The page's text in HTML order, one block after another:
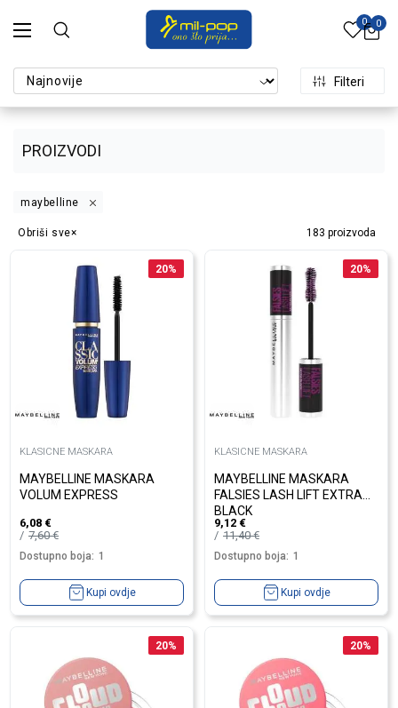
0 0
PROIZVODI
Filteri
maybelline
183 proizvoda
Obriši sve
20%
KLASICNE MASKARA
MAYBELLINE MASKARA
VOLUM EXPRESS
6,08 €
7,60€
Dostupno boja: 1
Kupi ovdje
20%
KLASICNE MASKARA
MAYBELLINE MASKARA
FALSIES LASH LIFT EXTRA
BLACK
9,12 €
11,40€
Dostupno boja: 1
Kupi ovdje
20% 20%